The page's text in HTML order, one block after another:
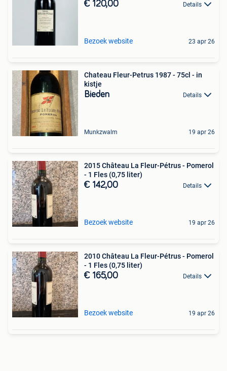
€ 120,00 Details
Bezoek website 23 apr 26
Chateau Fleur-Petrus 1987 - 75cl - in
kistje
Bieden Details
Munkzwalm 19 apr 26
2015 Château La Fleur-Pétrus - Pomerol
- 1 Fles (0,75 liter)
€ 142,00 Details
Bezoek website 19 apr 26
2010 Château La Fleur-Pétrus - Pomerol
- 1 Fles (0,75 liter)
€ 165,00 Details
Bezoek website 19 apr 26